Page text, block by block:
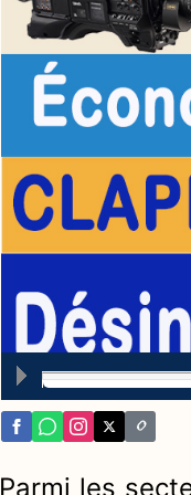
Parmi les